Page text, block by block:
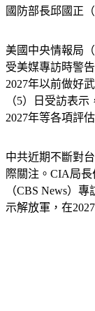
美國中央情報局
受美媒專訪時警
2027年以前做好
（5）日受訪表示
中共近期不斷對
際關注。CIA局
（CBS News）專